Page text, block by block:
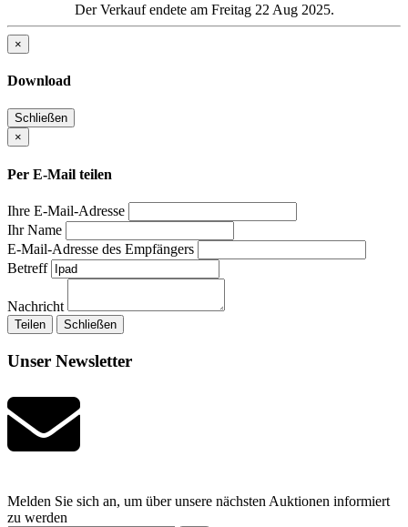
Der Verkauf endete am Freitag 22 Aug 2025.
×
Download
Schließen
×
Per E-Mail teilen
Ihre E-Mail-Adresse
Ihr Name
E-Mail-Adresse des Empfängers
Betreff
Nachricht
Teilen Schließen
Unser Newsletter
Melden Sie sich an, um über unsere nächsten Auktionen informiert
zu werden